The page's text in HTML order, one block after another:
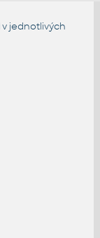
v jednotlivých